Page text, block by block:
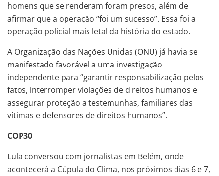
homens que se renderam foram presos, além de
afirmar que a operação “foi um sucesso”. Essa foi a
operação policial mais letal da história do estado.
A Organização das Nações Unidas (ONU) já havia se
manifestado favorável a uma investigação
independente para “garantir responsabilização pelos
fatos, interromper violações de direitos humanos e
assegurar proteção a testemunhas, familiares das
vítimas e defensores de direitos humanos”.
COP30
Lula conversou com jornalistas em Belém, onde
acontecerá a Cúpula do Clima, nos próximos dias 6 e 7,